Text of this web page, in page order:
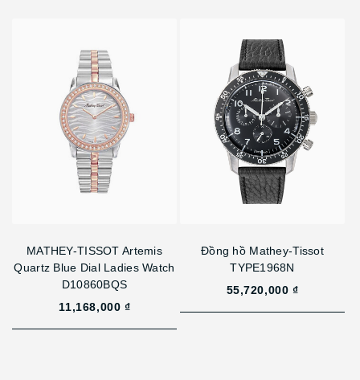
MATHEY-TISSOT Artemis
Quartz Blue Dial Ladies Watch
D10860BQS
11,168,000 ₫
Đồng hồ Mathey-Tissot
TYPE1968N
55,720,000 ₫